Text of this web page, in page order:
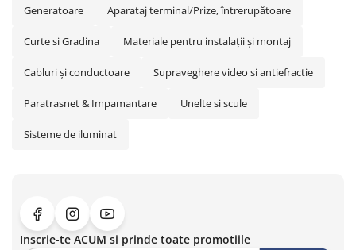
Generatoare Aparataj terminal/Prize, întrerupătoare
Curte si Gradina Materiale pentru instalaţii şi montaj
Cabluri și conductoare Supraveghere video si antiefractie
Paratrasnet & Impamantare Unelte si scule
Sisteme de iluminat
Inscrie-te ACUM si prinde toate promotiile